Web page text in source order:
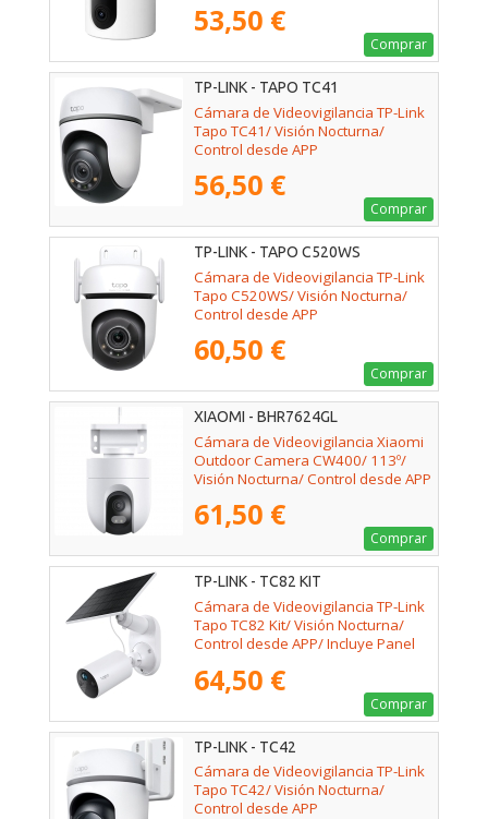
53,50 €
Comprar
TP-LINK - TAPO TC41
Cámara de Videovigilancia TP-Link
Tapo TC41/ Visión Nocturna/
Control desde APP
56,50 €
Comprar
TP-LINK - TAPO C520WS
Cámara de Videovigilancia TP-Link
Tapo C520WS/ Visión Nocturna/
Control desde APP
60,50 €
Comprar
XIAOMI - BHR7624GL
Cámara de Videovigilancia Xiaomi
Outdoor Camera CW400/ 113º/
Visión Nocturna/ Control desde APP
61,50 €
Comprar
TP-LINK - TC82 KIT
Cámara de Videovigilancia TP-Link
Tapo TC82 Kit/ Visión Nocturna/
Control desde APP/ Incluye Panel
64,50 €
Comprar
TP-LINK - TC42
Cámara de Videovigilancia TP-Link
Tapo TC42/ Visión Nocturna/
Control desde APP